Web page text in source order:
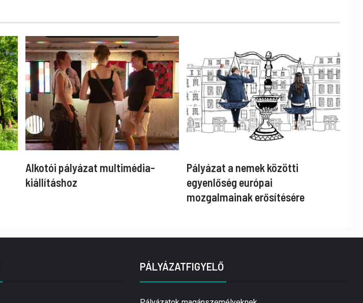
Alkotói pályázat multimédia-
kiállításhoz
Pályázat a nemek közötti
egyenlőség európai
mozgalmainak erősítésére
PÁLYÁZATFIGYELŐ